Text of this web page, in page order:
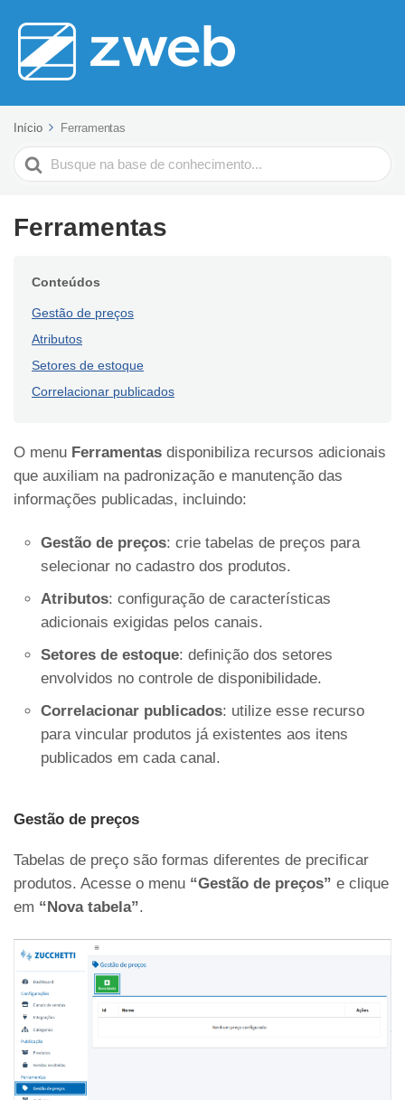
Início Ferramentas
Pesquisar
Ferramentas
Conteúdos
Gestão de preços
Atributos
Setores de estoque
Correlacionar publicados
O menu Ferramentas disponibiliza recursos adicionais
que auxiliam na padronização e manutenção das
informações publicadas, incluindo:
Gestão de preços: crie tabelas de preços para
selecionar no cadastro dos produtos.
Atributos: configuração de características
adicionais exigidas pelos canais.
Setores de estoque: definição dos setores
envolvidos no controle de disponibilidade.
Correlacionar publicados: utilize esse recurso
para vincular produtos já existentes aos itens
publicados em cada canal.
Gestão de preços
Tabelas de preço são formas diferentes de precificar
produtos. Acesse o menu “Gestão de preços” e clique
em “Nova tabela”.